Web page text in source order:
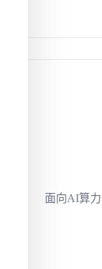
面向AI算